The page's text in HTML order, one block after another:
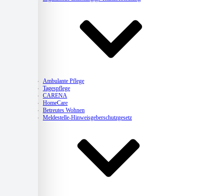
Ambulante Pflege
Tagespflege
CARENA
HomeCare
Betreutes Wohnen
Meldestelle-Hinweisgeberschutzgesetz